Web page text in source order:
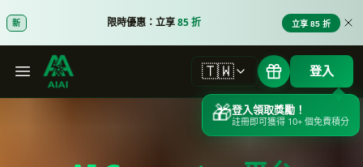
新 限時優惠：立享85 折 立享 85 折
🇹🇼 登入
🎁登入領取獎勵！
註冊即可獲得 10+ 個免費積分